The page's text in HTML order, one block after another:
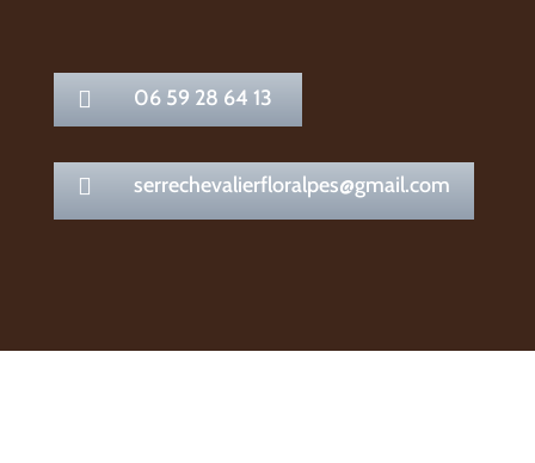
 06 59 28 64 13
 serrechevalierfloralpes@gmail.com